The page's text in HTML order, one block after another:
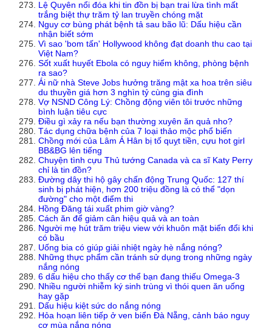
Lệ Quyên nổi đóa khi tin đồn bị bạn trai lừa tình mất
trắng biệt thự trăm tỷ lan truyền chóng mặt
Nguy cơ bùng phát bệnh tả sau bão lũ: Dấu hiệu cần
nhận biết sớm
Vì sao 'bom tấn' Hollywood không đạt doanh thu cao tại
Việt Nam?
Sốt xuất huyết Ebola có nguy hiểm không, phòng bệnh
ra sao?
Ái nữ nhà Steve Jobs hưởng trăng mật xa hoa trên siêu
du thuyền giá hơn 3 nghìn tỷ cùng gia đình
Vợ NSND Công Lý: Chồng động viên tôi trước những
bình luận tiêu cực
Điều gì xảy ra nếu bạn thường xuyên ăn quả nho?
Tác dụng chữa bệnh của 7 loại thảo mộc phổ biến
Chồng mới của Lâm Á Hân bị tố quỵt tiền, cựu hot girl
BB&BG lên tiếng
Chuyện tình cựu Thủ tướng Canada và ca sĩ Katy Perry
chỉ là tin đồn?
Đường dây thi hộ gây chấn động Trung Quốc: 127 thí
sinh bị phát hiện, hơn 200 triệu đồng là có thể "dọn
đường" cho một điểm thi
Hồng Đăng tái xuất phim giờ vàng?
Cách ăn để giảm cân hiệu quả và an toàn
Người mẹ hút trăm triệu view với khuôn mặt biến đổi khi
có bầu
Uống bia có giúp giải nhiệt ngày hè nắng nóng?
Những thực phẩm cần tránh sử dụng trong những ngày
nắng nóng
6 dấu hiệu cho thấy cơ thể bạn đang thiếu Omega-3
Nhiều người nhiễm ký sinh trùng vì thói quen ăn uống
hay gặp
Dấu hiệu kiệt sức do nắng nóng
Hỏa hoạn liên tiếp ở ven biển Đà Nẵng, cảnh báo nguy
cơ mùa nắng nóng